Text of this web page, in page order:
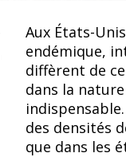
Aux États-
endémique,
diffèrent de
dans la
des densités
que dans les